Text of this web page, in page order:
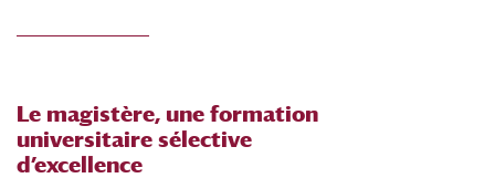
Le magistère, une formation
universitaire sélective
d’excellence